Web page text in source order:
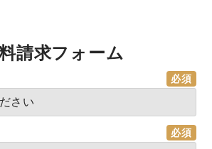
請求フォーム